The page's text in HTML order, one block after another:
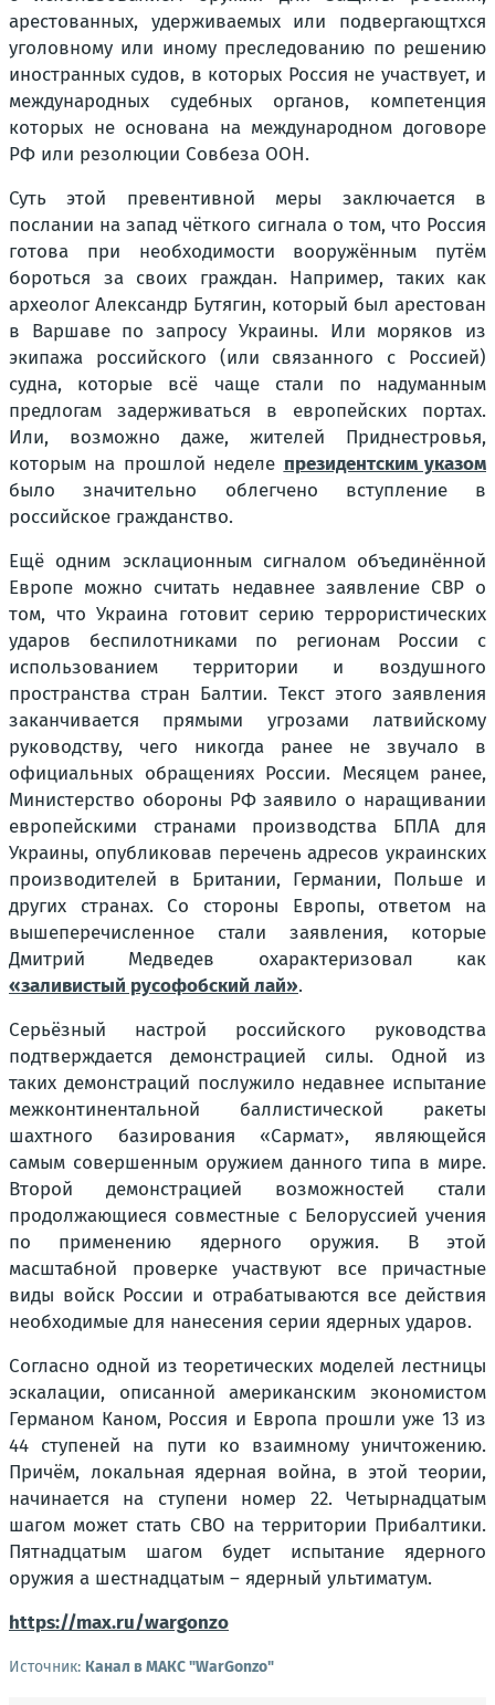
арестованных, удерживаемых или подвергающтхся
уголовному или иному преследованию по решению
иностранных судов, в которых Россия не участвует, и
международных судебных органов, компетенция
которых не основана на международном договоре
РФ или резолюции Совбеза ООН.
Суть этой превентивной меры заключается в
послании на запад чёткого сигнала о том, что Россия
готова при необходимости вооружённым путём
бороться за своих граждан. Например, таких как
археолог Александр Бутягин, который был арестован
в Варшаве по запросу Украины. Или моряков из
экипажа российского (или связанного с Россией)
судна, которые всё чаще стали по надуманным
предлогам задерживаться в европейских портах.
Или, возможно даже, жителей Приднестровья,
которым на прошлой неделе президентским указом
было значительно облегчено вступление в
российское гражданство.
Ещё одним эсклационным сигналом объединённой
Европе можно считать недавнее заявление СВР о
том, что Украина готовит серию террористических
ударов беспилотниками по регионам России с
использованием территории и воздушного
пространства стран Балтии. Текст этого заявления
заканчивается прямыми угрозами латвийскому
руководству, чего никогда ранее не звучало в
официальных обращениях России. Месяцем ранее,
Министерство обороны РФ заявило о наращивании
европейскими странами производства БПЛА для
Украины, опубликовав перечень адресов украинских
производителей в Британии, Германии, Польше и
других странах. Со стороны Европы, ответом на
вышеперечисленное стали заявления, которые
Дмитрий Медведев охарактеризовал как
«заливистый русофобский лай».
Серьёзный настрой российского руководства
подтверждается демонстрацией силы. Одной из
таких демонстраций послужило недавнее испытание
межконтинентальной баллистической ракеты
шахтного базирования «Сармат», являющейся
самым совершенным оружием данного типа в мире.
Второй демонстрацией возможностей стали
продолжающиеся совместные с Белоруссией учения
по применению ядерного оружия. В этой
масштабной проверке участвуют все причастные
виды войск России и отрабатываются все действия
необходимые для нанесения серии ядерных ударов.
Согласно одной из теоретических моделей лестницы
эскалации, описанной американским экономистом
Германом Каном, Россия и Европа прошли уже 13 из
44 ступеней на пути ко взаимному уничтожению.
Причём, локальная ядерная война, в этой теории,
начинается на ступени номер 22. Четырнадцатым
шагом может стать СВО на территории Прибалтики.
Пятнадцатым шагом будет испытание ядерного
оружия а шестнадцатым – ядерный ультиматум.
https://max.ru/wargonzo
Источник: Канал в МАКС "WarGonzo"